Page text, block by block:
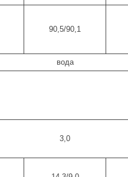
90,5/90,1
вода
3,0